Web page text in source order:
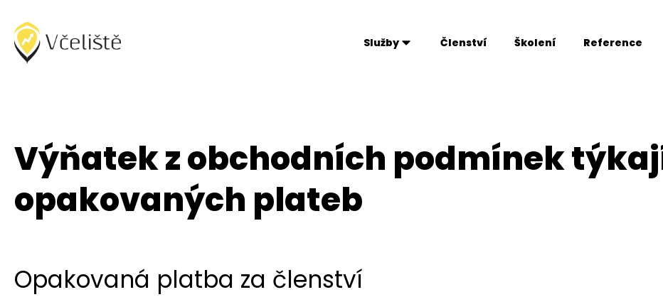
Služby Členství Školení Reference
Výňatek z obchodních podmínek
opakovaných plateb
Opakovaná platba za členství